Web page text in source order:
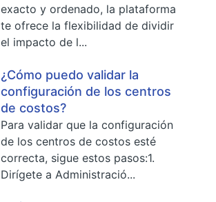
exacto y ordenado, la plataforma
te ofrece la flexibilidad de dividir
el impacto de l...
¿Cómo puedo validar la
configuración de los centros
de costos?
Para validar que la configuración
de los centros de costos esté
correcta, sigue estos pasos:1.
Dirígete a Administració...